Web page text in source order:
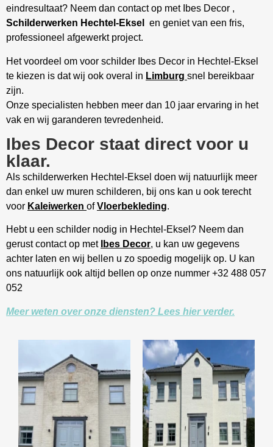
eindresultaat? Neem dan contact op met Ibes Decor ,
Schilderwerken Hechtel-Eksel
en geniet van een fris,
professioneel afgewerkt project.
Het voordeel om voor schilder Ibes Decor in Hechtel-Eksel
te kiezen is dat wij ook overal in Limburg snel bereikbaar
zijn.
Onze specialisten hebben meer dan 10 jaar ervaring in het
vak en wij garanderen tevredenheid.
Ibes Decor staat direct voor u
klaar.
Als schilderwerken Hechtel-Eksel doen wij natuurlijk meer
dan enkel uw muren schilderen, bij ons kan u ook terecht
voor Kaleiwerken ofVloerbekleding.
Hebt u een schilder nodig in Hechtel-Eksel? Neem dan
gerust contact op met Ibes Decor, u kan uw gegevens
achter laten en wij bellen u zo spoedig mogelijk op. U kan
ons natuurlijk ook altijd bellen op onze nummer +32 488 057
052
Meer weten over onze diensten? Lees hier verder.